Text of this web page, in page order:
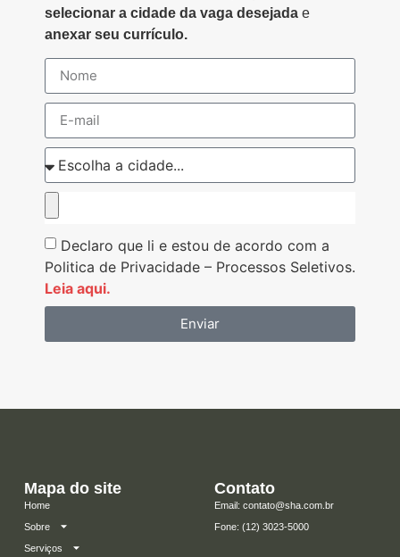
selecionar a cidade da vaga desejada e
anexar seu currículo.
Declaro que li e estou de acordo com a
Politica de Privacidade – Processos Seletivos.
Leia aqui.
Enviar
Mapa do site
Home
Sobre
Serviços
Contato
Email: contato@sha.com.br
​Fone: (12) 3023-5000